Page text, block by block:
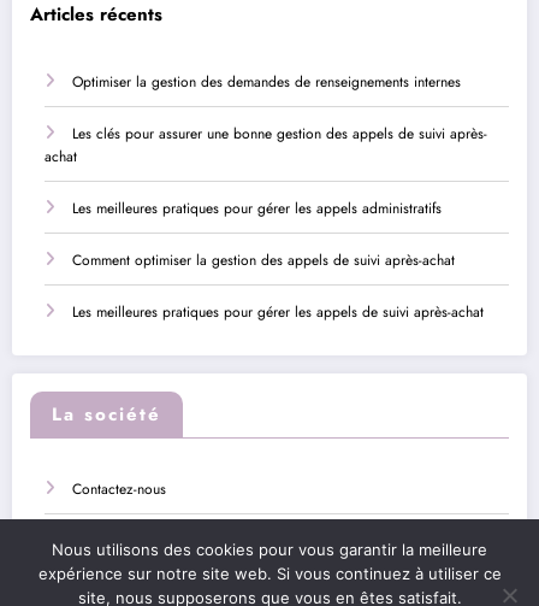
Articles récents
Optimiser la gestion des demandes de renseignements internes
Les clés pour assurer une bonne gestion des appels de suivi après-
achat
Les meilleures pratiques pour gérer les appels administratifs
Comment optimiser la gestion des appels de suivi après-achat
Les meilleures pratiques pour gérer les appels de suivi après-achat
La société
Contactez-nous
Sitemap
Mentions légales
Nous utilisons des cookies pour vous garantir la meilleure
expérience sur notre site web. Si vous continuez à utiliser ce
site, nous supposerons que vous en êtes satisfait.